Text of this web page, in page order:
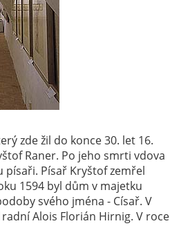
zde žil do konce 30. let 16.
Raner. Po jeho smrti vdova
Písař Kryštof zemřel
1594 byl dům v majetku
svého jména - Císař. V
Alois Florián Hirnig. V roce